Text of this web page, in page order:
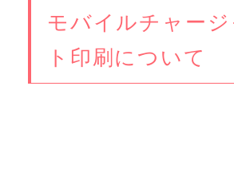
モバイルチャー
ト印刷について